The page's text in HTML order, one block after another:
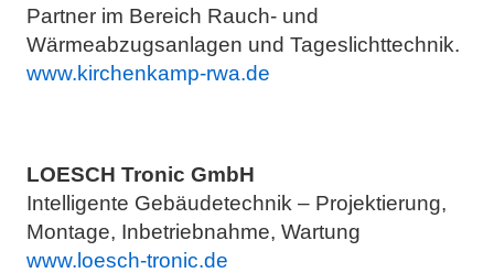
Partner im Bereich Rauch- und
Wärmeabzugsanlagen und Tageslichttechnik.
www.kirchenkamp-rwa.de
LOESCH Tronic GmbH
Intelligente Gebäudetechnik – Projektierung,
Montage, Inbetriebnahme, Wartung
www.loesch-tronic.de